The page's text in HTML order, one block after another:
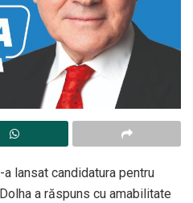
lansat candidatura pentru
a răspuns cu amabilitate